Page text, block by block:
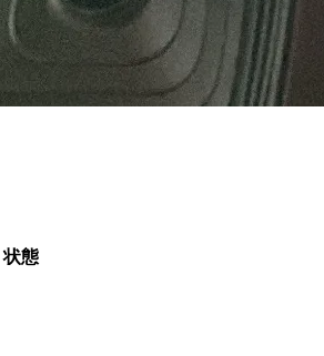
状態